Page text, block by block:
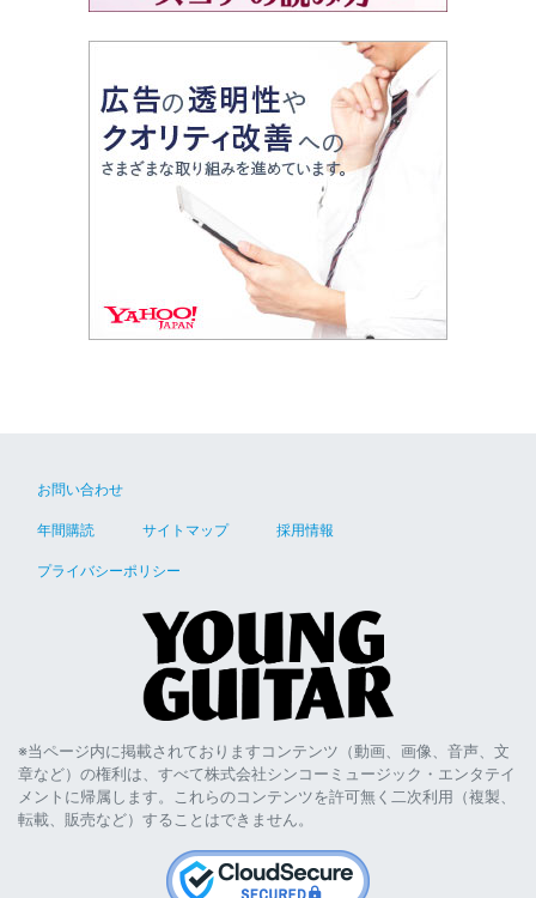
お問い合わせ
年間購読 サイトマップ 採用情報
プライバシーポリシー
※当ページ内に掲載されておりますコンテンツ（動画、画像、音声、文
章など）の権利は、すべて株式会社シンコーミュージック・エンタテイ
メントに帰属します。これらのコンテンツを許可無く二次利用（複製、
転載、販売など）することはできません。